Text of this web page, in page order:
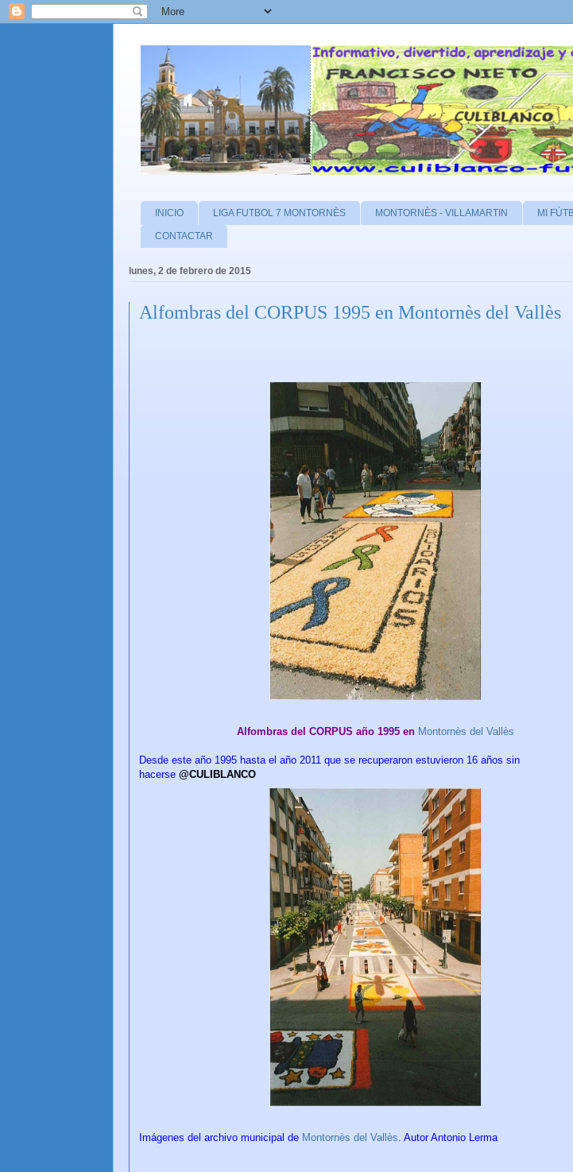
INICIO LIGA FUTBOL 7 MONTORNÈS MONTORNÈS - VILLAMARTIN MI
CONTACTAR
lunes, 2 de febrero de 2015
Alfombras del CORPUS 1995 en Montornès del Vallès
Alfombras del CORPUS año 1995 en Montornès del Vallès
Desde este año 1995 hasta el año 2011 que se recuperaron estuvieron 16 años sin
hacerse @CULIBLANCO
Imágenes del archivo municipal de Montornès del Vallès . Autor Antonio Lerma
CULIBLANCO por FRANCISCO